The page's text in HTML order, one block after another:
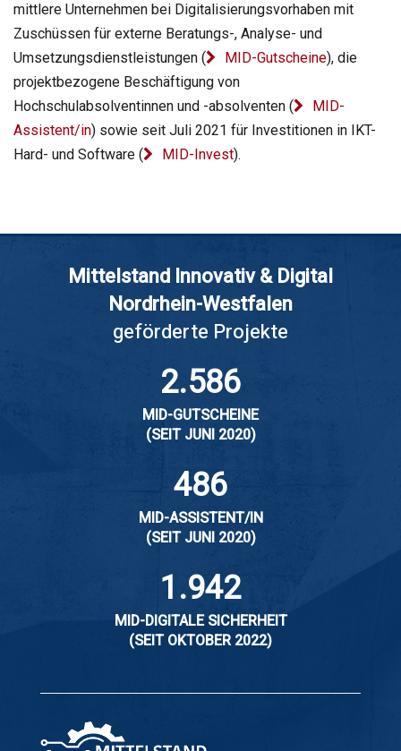
mittlere Unternehmen bei Digitalisierungsvorhaben mit
Zuschüssen für externe Beratungs-, Analyse- und
Umsetzungsdienstleistungen (
MID-Gutscheine), die
projektbezogene Beschäftigung von
Hochschulabsolventinnen und -absolventen (
MID-
Assistent/in) sowie seit Juli 2021 für Investitionen in IKT-
Hard- und Software (
MID-Invest).
Mittelstand Innovativ & Digital
Nordrhein-Westfalen
geförderte Projekte
2.586
MID-GUTSCHEINE
(SEIT JUNI 2020)
486
MID-ASSISTENT/IN
(SEIT JUNI 2020)
1.942
MID-DIGITALE SICHERHEIT
(SEIT OKTOBER 2022)